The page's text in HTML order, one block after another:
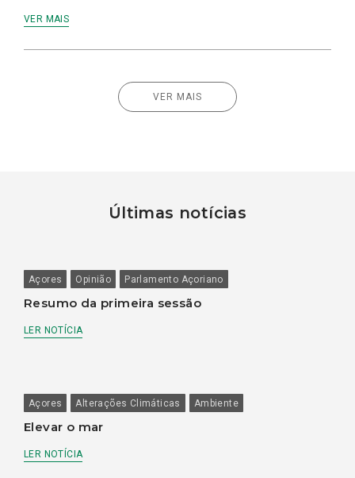
VER MAIS
VER MAIS
Últimas notícias
Açores Opinião Parlamento Açoriano
Resumo da primeira sessão
LER NOTÍCIA
Açores Alterações Climáticas Ambiente
Elevar o mar
LER NOTÍCIA